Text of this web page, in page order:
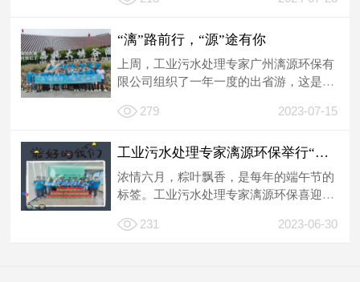
建...
“漓”路前行，“源”途有你
上周，工业污水处理专家广州漓源环保有
限公司组织了一年一度的出省游，这是一
湖... 279 2023-07-15
工业污水处理专家漓源环保举行“粽”有“漓”在
浓情六月，粽叶飘香，是每年的端午节的
标签。工业污水处理专家漓源环保喜迎中
列“...231 2023-06-30